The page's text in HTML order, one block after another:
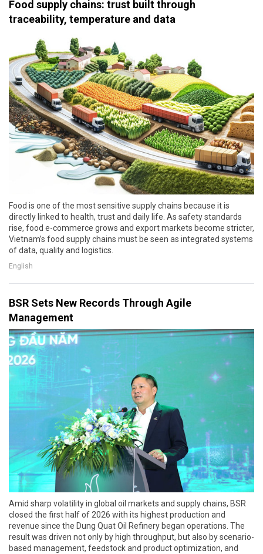
Food supply chains: trust built through
traceability, temperature and data
Food is one of the most sensitive supply chains because it is
directly linked to health, trust and daily life. As safety standards
rise, food e-commerce grows and export markets become stricter,
Vietnam’s food supply chains must be seen as integrated systems
of data, quality and logistics.
English
BSR Sets New Records Through Agile
Management
Amid sharp volatility in global oil markets and supply chains, BSR
closed the first half of 2026 with its highest production and
revenue since the Dung Quat Oil Refinery began operations. The
result was driven not only by high throughput, but also by scenario-
based management, feedstock and product optimization, and